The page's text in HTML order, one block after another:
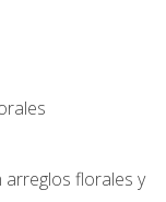
arreglos florales y